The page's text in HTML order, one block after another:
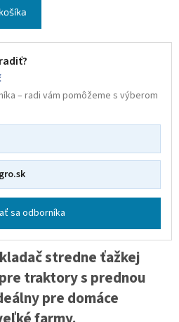
– radi vám pomôžeme s výberom
sa odborníka
stredne ťažkej
traktory s prednou
pre domáce